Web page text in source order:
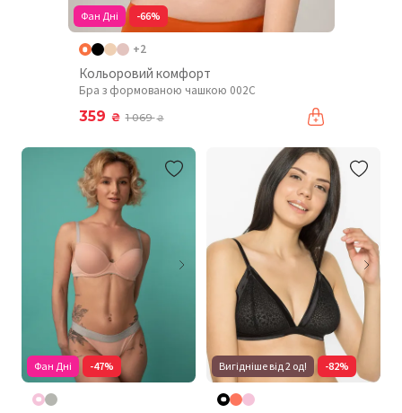
Фан Дні -66%
+2
Кольоровий комфорт
Бра з формованою чашкою 002C
359 ₴ 1 069₴
Фан Дні -47% Вигідніше від 2 од! -82%